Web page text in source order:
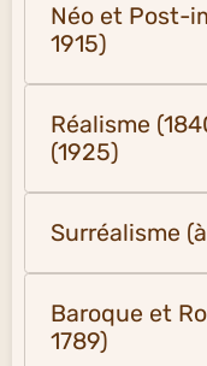
Néo et Post-
1915)
Réalisme
(1925)
Surréalisme
Baroque et
1789)